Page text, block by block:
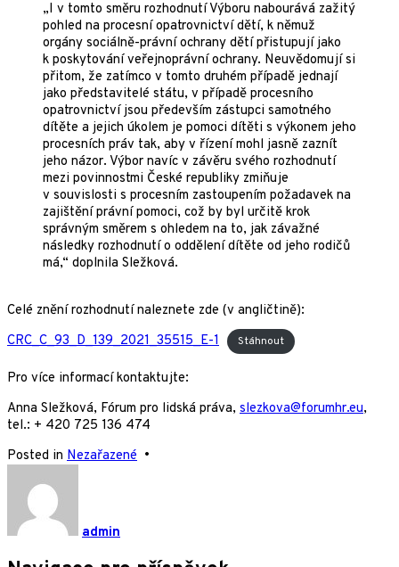
„I v tomto směru rozhodnutí Výboru nabourává zažitý
pohled na procesní opatrovnictví dětí, k němuž
orgány sociálně-právní ochrany dětí přistupují jako
k poskytování veřejnoprávní ochrany. Neuvědomují si
přitom, že zatímco v tomto druhém případě jednají
jako představitelé státu, v případě procesního
opatrovnictví jsou především zástupci samotného
dítěte a jejich úkolem je pomoci dítěti s výkonem jeho
procesních práv tak, aby v řízení mohl jasně zaznít
jeho názor. Výbor navíc v závěru svého rozhodnutí
mezi povinnostmi České republiky zmiňuje
v souvislosti s procesním zastoupením požadavek na
zajištění právní pomoci, což by byl určitě krok
správným směrem s ohledem na to, jak závažné
následky rozhodnutí o oddělení dítěte od jeho rodičů
má,“ doplnila Sležková.
Celé znění rozhodnutí naleznete zde (v angličtině):
CRC_C_93_D_139_2021_35515_E-1
Stáhnout
Pro více informací kontaktujte:
Anna Sležková, Fórum pro lidská práva, slezkova@forumhr.eu,
tel.: + 420 725 136 474
Posted in Nezařazené •
admin